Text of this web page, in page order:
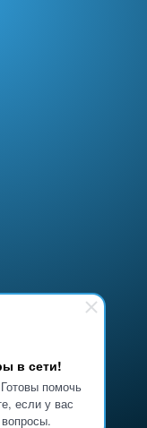
в сети!
помочь
если у вас